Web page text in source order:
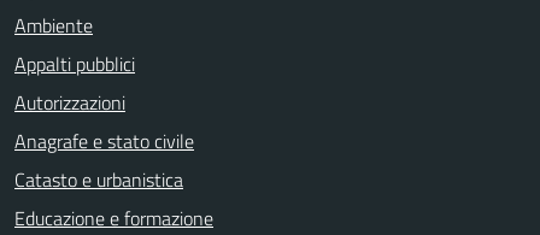
Ambiente
Appalti pubblici
Autorizzazioni
Anagrafe e stato civile
Catasto e urbanistica
Educazione e formazione